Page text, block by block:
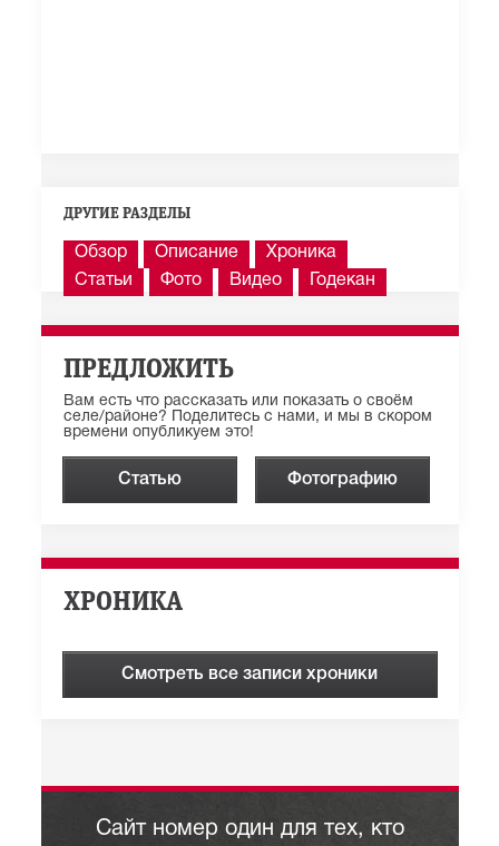
ДРУГИЕ РАЗДЕЛЫ
Обзор Описание
Хроника
Статьи
Фото Видео Годекан
ПРЕДЛОЖИТЬ
Вам есть что рассказать или показать о своём
селе/районе? Поделитесь с нами, и мы в скором
времени опубликуем это!
Статью Фотографию
ХРОНИКА
Смотреть все записи хроники
Сайт номер один для тех, кто